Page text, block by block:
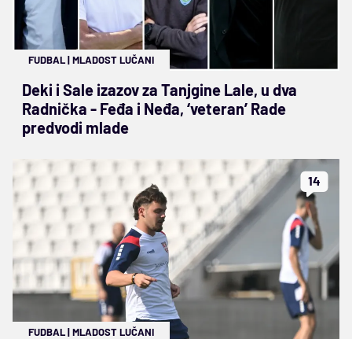
FUDBAL|MLADOST LUČANI
Deki i Sale izazov za Tanjgine Lale, u dva
Radnička - Feđa i Neđa, ‘veteran’ Rade
predvodi mlade
14
FUDBAL|MLADOST LUČANI